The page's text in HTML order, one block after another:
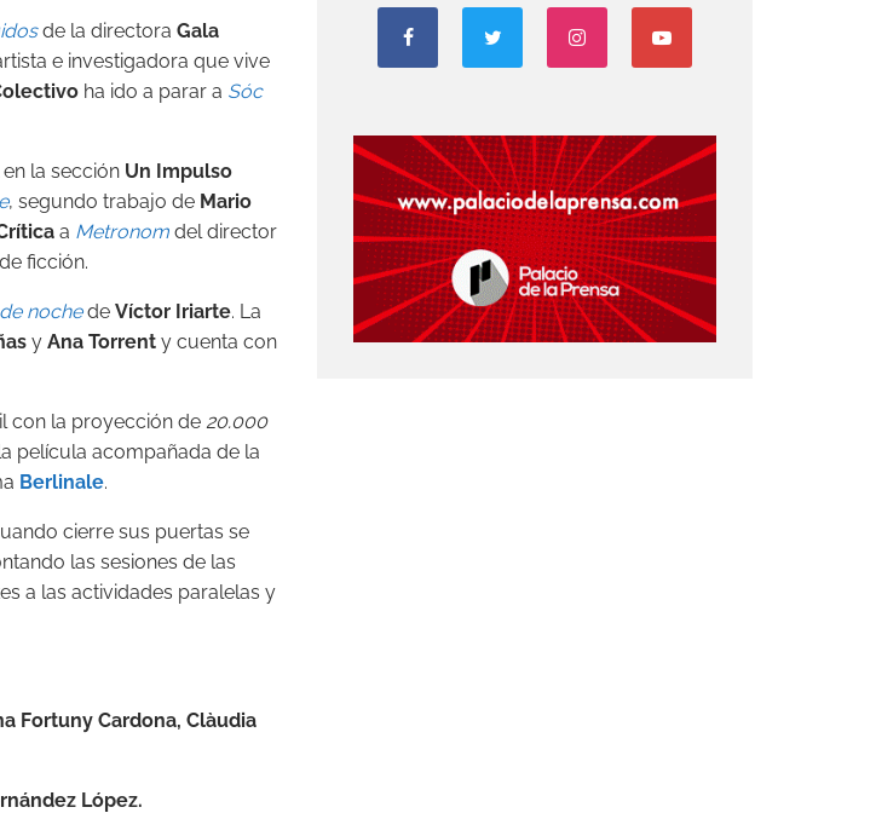
de la directora Gala
e investigadora que vive
ha ido a parar a Sóc
la sección Un Impulso
, segundo trabajo de Mario
a Metronom del director
ficción.
nochede Víctor Iriarte. La
y Ana Torrent y cuenta con
con la proyección de 20.000
película acompañada de la
Berlinale.
cierre sus puertas se
las sesiones de las
a las actividades paralelas y
Fortuny Cardona, Clàudia
López.